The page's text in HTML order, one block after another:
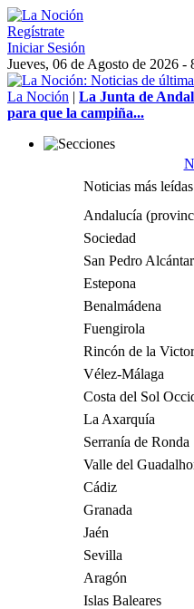
Regístrate
Iniciar Sesión
Jueves, 06 de Agosto de 2026 -
La Noción | La Junta de
para que la campiña...
Noticias más leídas
Andalucía
Sociedad
San Pedro
Estepona
Benalmádena
Fuengirola
Rincón de la
Vélez-Málaga
Costa del Sol
La Axarquía
Serranía de Ronda
Valle del
Cádiz
Granada
Jaén
Sevilla
Aragón
Islas Baleares